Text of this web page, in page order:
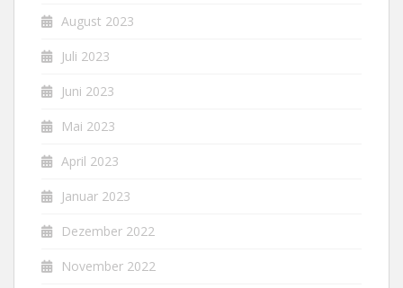
August 2023
Juli 2023
Juni 2023
Mai 2023
April 2023
Januar 2023
Dezember 2022
November 2022